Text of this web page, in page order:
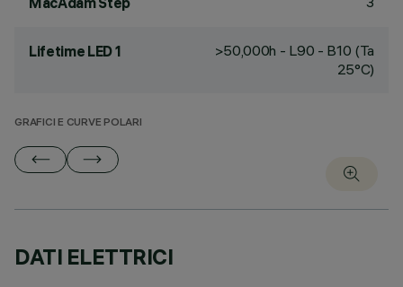
Lifetime LED 1
>50,000h - L90 - B10 (Ta
25°C)
GRAFICI E CURVE POLARI
DATI ELETTRICI